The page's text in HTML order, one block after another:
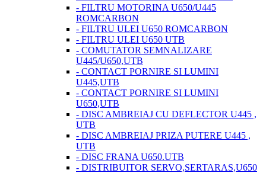
- FILTRU MOTORINA U650/U445
ROMCARBON
- FILTRU ULEI U650 ROMCARBON
- FILTRU ULEI U650 UTB
- COMUTATOR SEMNALIZARE
U445/U650,UTB
- CONTACT PORNIRE SI LUMINI
U445,UTB
- CONTACT PORNIRE SI LUMINI
U650,UTB
- DISC AMBREIAJ CU DEFLECTOR U445 ,
UTB
- DISC AMBREIAJ PRIZA PUTERE U445 ,
UTB
- DISC FRANA U650.UTB
- DISTRIBUITOR SERVO,SERTARAS,U650